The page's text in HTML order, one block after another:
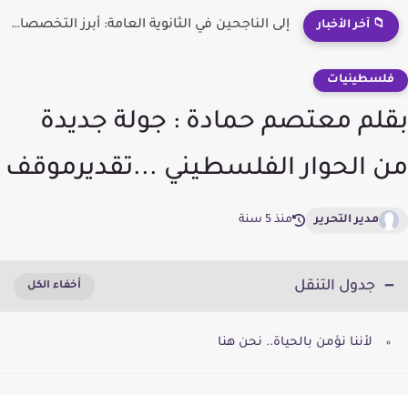
📁 آخر الأخبار إلى الناجحين في الثانوية العامة: أبرز التخصصات المطلوبة للمستقبل (2030-2050)
فلسطينيات
بقلم معتصم حمادة : جولة جديدة
من الحوار الفلسطيني ...تقديرموقف
مدير التحرير منذ 5 سنة
جدول التنقل
لأننا نؤمن بالحياة.. نحن هنا